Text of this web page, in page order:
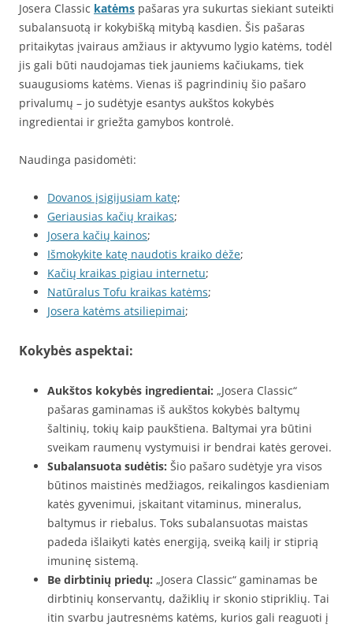
Josera Classic katėms pašaras yra sukurtas siekiant suteikti
subalansuotą ir kokybišką mitybą kasdien. Šis pašaras
pritaikytas įvairaus amžiaus ir aktyvumo lygio katėms, todėl
jis gali būti naudojamas tiek jauniems kačiukams, tiek
suaugusioms katėms. Vienas iš pagrindinių šio pašaro
privalumų – jo sudėtyje esantys aukštos kokybės
ingredientai ir griežta gamybos kontrolė.
Naudinga pasidomėti:
Dovanos įsigijusiam katę;
Geriausias kačių kraikas;
Josera kačių kainos;
Išmokykite katę naudotis kraiko dėže;
Kačių kraikas pigiau internetu;
Natūralus Tofu kraikas katėms;
Josera katėms atsiliepimai;
Kokybės aspektai:
Aukštos kokybės ingredientai: „Josera Classic“
pašaras gaminamas iš aukštos kokybės baltymų
šaltinių, tokių kaip paukštiena. Baltymai yra būtini
sveikam raumenų vystymuisi ir bendrai katės gerovei.
Subalansuota sudėtis: Šio pašaro sudėtyje yra visos
būtinos maistinės medžiagos, reikalingos kasdieniam
katės gyvenimui, įskaitant vitaminus, mineralus,
baltymus ir riebalus. Toks subalansuotas maistas
padeda išlaikyti katės energiją, sveiką kailį ir stiprią
imuninę sistemą.
Be dirbtinių priedų: „Josera Classic“ gaminamas be
dirbtinių konservantų, dažiklių ir skonio stipriklių. Tai
itin svarbu jautresnėms katėms, kurios gali reaguoti į